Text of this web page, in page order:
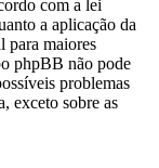
com a lei
a aplicação da
para maiores
phpBB não pode
problemas
exceto sobre as